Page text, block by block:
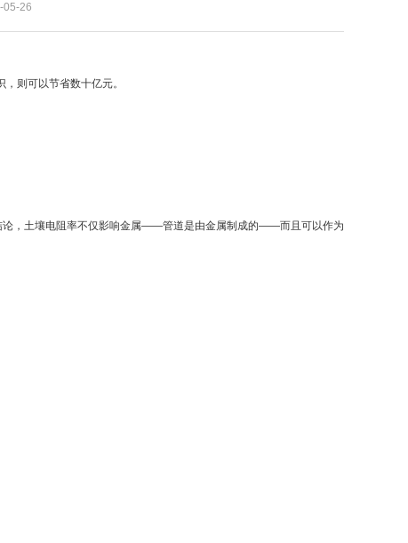
05-26
则可以节省数十亿元。
，土壤电阻率不仅影响金属——管道是由金属制成的——而且可以作为